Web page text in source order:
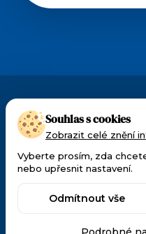
CMI pôsobí v Česku a
Patríme k popredným
materiálu pre
Souhlas s cookies
Zobrazit celé znění
Vyberte prosím, zda
nebo upřesnit nastavení.
Odmítnout vše